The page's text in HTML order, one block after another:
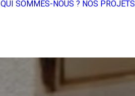
QUI SOMMES-NOUS ? NOS PROJETS